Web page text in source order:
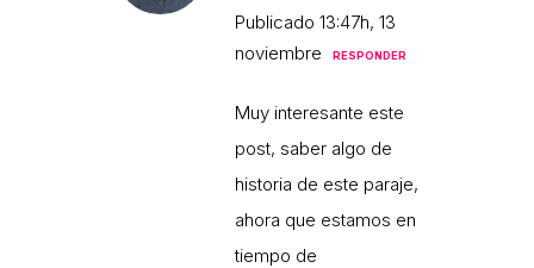
Publicado 13:47h, 13
noviembre
RESPONDER
Muy interesante este
post, saber algo de
historia de este paraje,
ahora que estamos en
tiempo de